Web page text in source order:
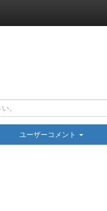
ユーザーコメント